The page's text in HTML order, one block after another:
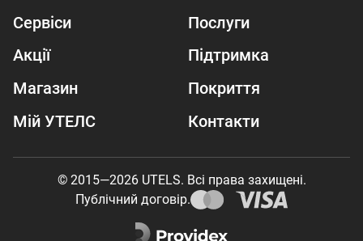
Сервіси
Послуги
Акції
Підтримка
Магазин
Покриття
Мій УТЕЛС
Контакти
© 2015—2026 UTELS. Всі права захищені.
Публічний договір.